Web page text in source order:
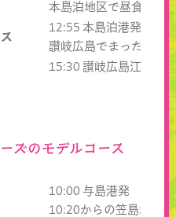
本島泊地区で昼食
12:55 本島泊港発 →
讃岐広島でまったり
15:30 讃岐広島江の
ズのモデルコース
10:00 与島港発 →
10:20からの笠島地区